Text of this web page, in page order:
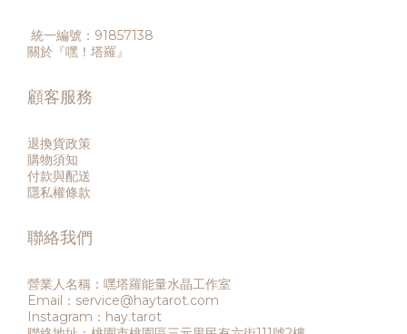
統一編號：91857138
關於『嘿！塔羅』
顧客服務
退換貨政策
購物須知
付款與配送
隱私權條款
聯絡我們
營業人名稱：嘿塔羅能量水晶工作室
Email：service@haytarot.com
Instagram：hay.tarot